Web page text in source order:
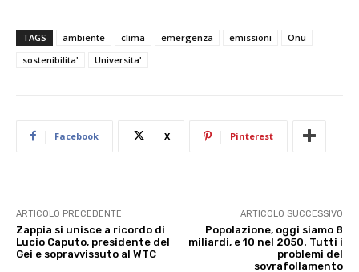
TAGS ambiente clima emergenza emissioni
Onu
sostenibilita'
Universita'
Facebook X Pinterest
ARTICOLO PRECEDENTE
Zappia si unisce a ricordo di
Lucio Caputo, presidente del
Gei e sopravvissuto al WTC
ARTICOLO SUCCESSIVO
Popolazione, oggi siamo 8
miliardi, e 10 nel 2050. Tutti i
problemi del
sovrafollamento